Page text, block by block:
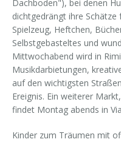
Dachboden"), bei denen
dichtgedrängt ihre
Spielzeug, Heftchen,
Selbstgebasteltes und
Mittwochabend wird in
Musikdarbietungen,
auf den wichtigsten
Ereignis. Ein weiterer
findet Montag abends in
Kinder zum Träumen mit